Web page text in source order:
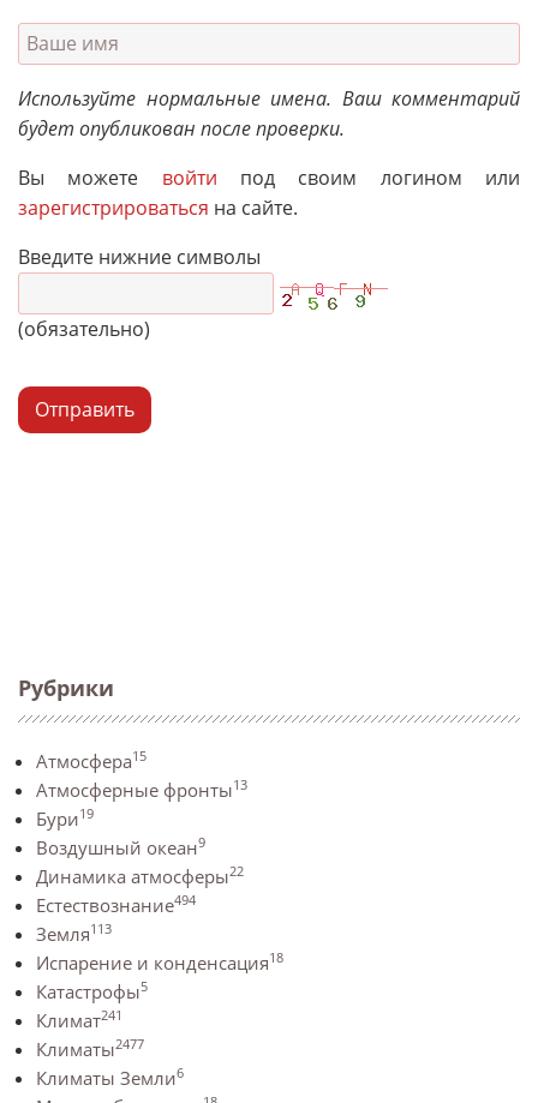
Рубрики
Атмосфера15
Атмосферные фронты13
Бури19
Воздушный океан9
Динамика атмосферы22
Естествознание494
Земля113
Испарение и конденсация18
Катастрофы5
Климат241
Климаты2477
Климаты Земли6
Используйте нормальные имена. Ваш комментарий
будет опубликован после проверки.
Вы можете войти под своим логином или
зарегистрироваться на сайте.
Введите нижние символы
(обязательно)
Отправить